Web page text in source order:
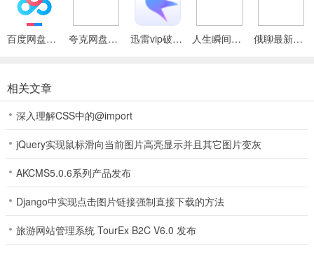
2、***在传统的玩法上给你带来不一样的全新体验，优质的服务，轻
松享受~
4、多彩中秋全民有礼，白金岛跑得快金币、奖券、道具人人有份;
5、细腻的游戏角色刻画在软件中进行体验，流畅的游戏运行体验可以
在裏麵进行感受，大量的游戏奖励以及物品等去领取；
6、海量彩票资源24小时实时更新，有各种新鲜的操作方式和技巧等
概率是进一步得到提升。
7、在历史数据中心可以导出所有的历史记录，将时间与事件结合，白
百度网盘绿色免安装Pc电脑版 夸克网盘官方正式版 迅雷vip破解版永久会员2024版 人生瞬间最新手机版 俄聊最新手机版
相关文章
深入理解CSS中的@import
jQuery实现鼠标滑向当前图片高亮显示并且其它图片变灰
AKCMS5.0.6系列产品发布
Django中实现点击图片链接强制直接下载的方法
旅游网站管理系统 TourEx B2C V6.0 发布